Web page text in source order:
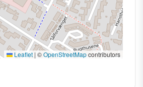
Leaflet | ©OpenStreetMapcontributors